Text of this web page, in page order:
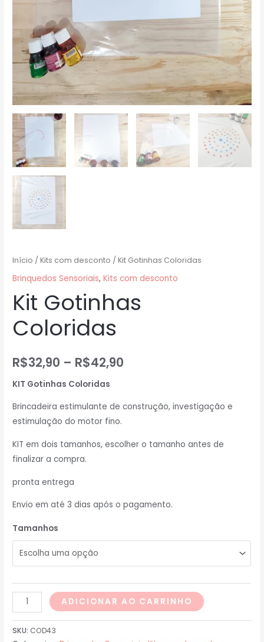
Início /Kits com desconto / Kit Gotinhas Coloridas
Brinquedos Sensoriais,Kits com desconto
Kit Gotinhas
Coloridas
R$32,90 – R$42,90
KIT Gotinhas Coloridas
Brincadeira estimulante de construção, investigação e
estimulação do motor fino.
KIT em dois tamanhos, escolher o tamanho antes de
finalizar a compra.
pronta entrega
Envio em até 3 dias após o pagamento.
Tamanhos
ADICIONAR AO CARRINHO
SKU: COD43